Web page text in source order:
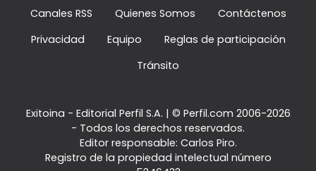
Canales RSS Quienes Somos
Contáctenos
Privacidad
Equipo
Reglas de participación
Tránsito
Exitoina - Editorial Perfil S.A. | © Perfil.com 2006-2026
- Todos los derechos reservados.
Editor responsable: Carlos Piro.
Registro de la propiedad intelectual número